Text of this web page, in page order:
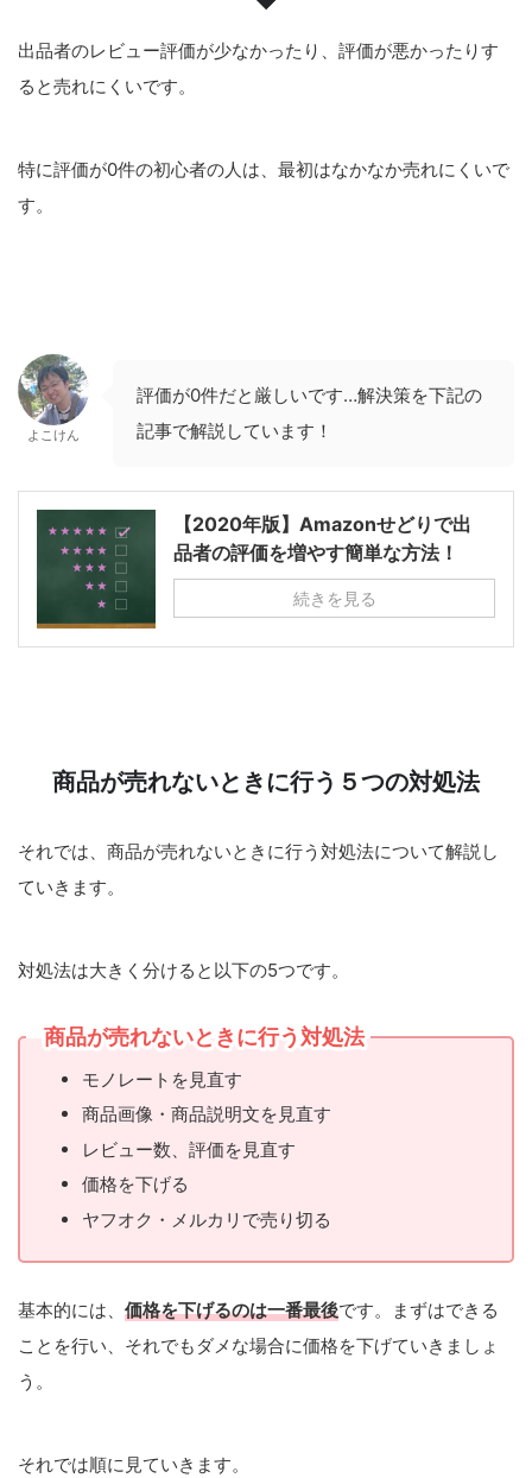
出品者のレビュー評価が少なかったり、評価が悪かったりす
ると売れにくいです。
特に評価が0件の初心者の人は、最初はなかなか売れにくいで
す。
よこけん
評価が0件だと厳しいです…解決策を下記の
記事で解説しています！
【2020年版】Amazonせどりで出
品者の評価を増やす簡単な方法！
続きを見る
商品が売れないときに行う５つの対処法
それでは、商品が売れないときに行う対処法について解説し
ていきます。
対処法は大きく分けると以下の5つです。
商品が売れないときに行う対処法
モノレートを見直す
商品画像・商品説明文を見直す
レビュー数、評価を見直す
価格を下げる
ヤフオク・メルカリで売り切る
基本的には、 価格を下げるのは一番最後です。まずはできる
ことを行い、それでもダメな場合に価格を下げていきましょ
う。
それでは順に見ていきます。